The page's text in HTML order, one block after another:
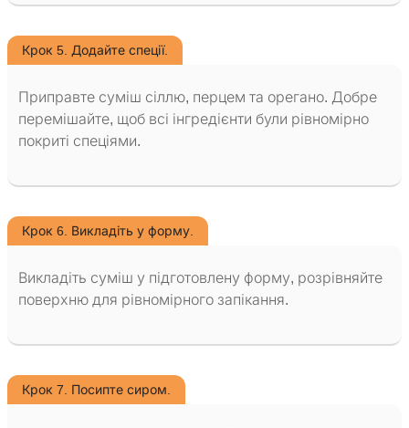
Крок 5. Додайте спеції.
Приправте суміш сіллю, перцем та орегано. Добре
перемішайте, щоб всі інгредієнти були рівномірно
покриті спеціями.
Крок 6. Викладіть у форму.
Викладіть суміш у підготовлену форму, розрівняйте
поверхню для рівномірного запікання.
Крок 7. Посипте сиром.